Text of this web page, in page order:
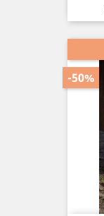
-50%